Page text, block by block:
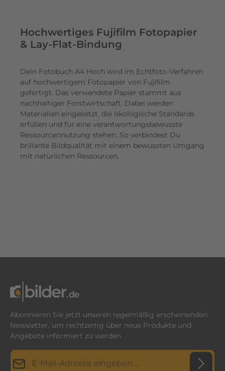
Hochwertiges Fujifilm Fotopapier
& Lay-Flat-Bindung
Dein Fotobuch A4 Hoch wird im Echtfoto-Verfahren
auf hochwertigem Fotopapier von Fujifilm
gefertigt. Das verwendete Papier stammt aus
nachhaltiger Forstwirtschaft. Dabei werden
Materialien eingesetzt, die ökologische Standards
erfüllen und für eine verantwortungsbewusste
Ressourcennutzung stehen. So verbindest Du
brillante Bildqualität mit einem bewussten Umgang
mit natürlichen Ressourcen.
Abonnieren Sie jetzt unseren regelmäßig erscheinenden
Newsletter, um rechtzeitig über neue Produkte und
Angebote informiert zu werden.
E-Mail-Adresse*